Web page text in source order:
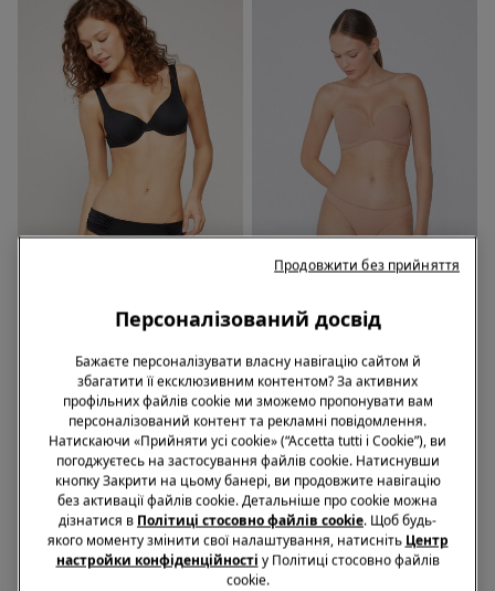
Плавки Бікіні Сліпи Високі зі
Зборками з Переробленої
Мікрофібри
669,00 грн. 299,00 грн.-55%
ПЕРЕРОБЛЕНА МІКРОФІБРА
Бюстгальтер Бандо з
Ущільнювачем із Глибоким
Вирізом із Переробленої
Мікрофібри
1139,00 грн.
Персоналізований досвід
Бажаєте персоналізувати власну навігацію сайтом й
збагатити її ексклюзивним контентом? За активних
профільних файлів cookie ми зможемо пропонувати вам
персоналізований контент та рекламні повідомлення.
Натискаючи «Прийняти усі cookie» (“Accetta tutti i Cookie”), ви
погоджуєтесь на застосування файлів cookie. Натиснувши
кнопку Закрити на цьому банері, ви продовжите навігацію
без активації файлів cookie. Детальніше про cookie можна
дізнатися в Політиці стосовно файлів cookie. Щоб будь-
якого моменту змінити свої налаштування, натисніть Центр
настройки конфіденційності у Політиці стосовно файлів
cookie.
Продовжити без прийняття